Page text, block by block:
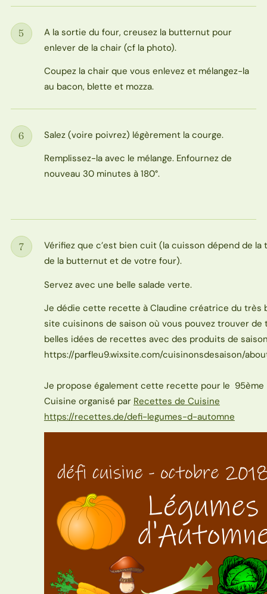
Étape
5
A la sortie du four, creusez la butternut pour
enlever de la chair (cf la photo).
Coupez la chair que vous enlevez et mélangez-la
au bacon, blette et mozza.
Étape
6
Salez (voire poivrez) légèrement la courge.
Remplissez-la avec le mélange. Enfournez de
nouveau 30 minutes à 180°.
Étape
7
Vérifiez que c’est bien cuit (la cuisson dépend de la
de la butternut et de votre four).
Servez avec une belle salade verte.
Je dédie cette recette à Claudine créatrice du très
site cuisinons de saison où vous pouvez trouver de
belles idées de recettes avec des produits de
https://parfleu9.wixsite.com/cuisinonsdesaison/
Je propose également cette recette pour le 95ème
Cuisine organisé par Recettes de Cuisine
https://recettes.de/defi-legumes-d-automne